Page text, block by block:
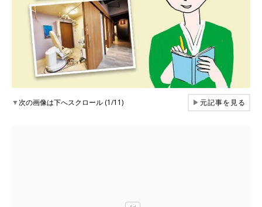
▼次の画像は下へスクロール (1/11) ▶元記事を見る